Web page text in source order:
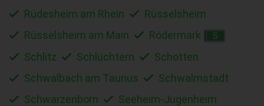
Rüdesheim am Rhein
Rüsselsheim
Rüsselsheim am Main
Rödermark S
Schlitz Schlüchtern
Schotten
Schwalbach am Taunus
Schwalmstadt
Schwarzenborn
Seeheim-Jugenheim